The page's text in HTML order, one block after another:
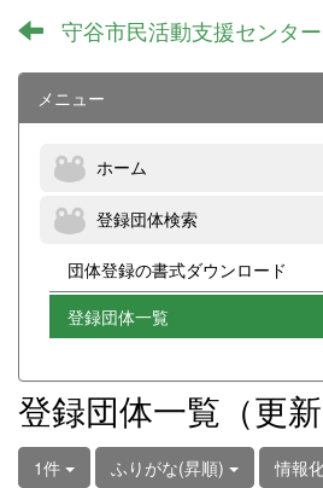
守谷市民活動支援センター
メニュー
ホーム
登録団体検索
団体登録の書式ダウンロード
登録団体一覧
登録団体一覧（更新
1件 ふりがな(昇順) 情報